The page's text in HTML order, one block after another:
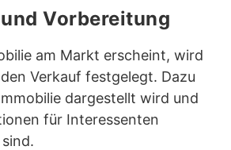
Vorbereitung
am Markt erscheint, wird
Verkauf festgelegt. Dazu
dargestellt wird und
für Interessenten